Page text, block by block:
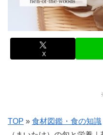
X
TOP » 食材図鑑・食の知識